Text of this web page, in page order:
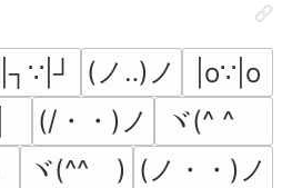
|┐∵|┘ (ノ‥)ノ
|o∵|o
(/・・)ノ
ヾ(^ ^ゞ
ヾ(^^ゞ) (ノ・・)ノ